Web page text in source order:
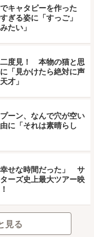
キャタピーを作った
ぎる姿に「すっご」
たい」
二度見！ 本物の猫と思
「見かけたら絶対に声
才」
ーン、なんで穴が空い
に「それは素晴らし
幸せな時間だった」 サ
ーズ史上最大ツアー映
見る